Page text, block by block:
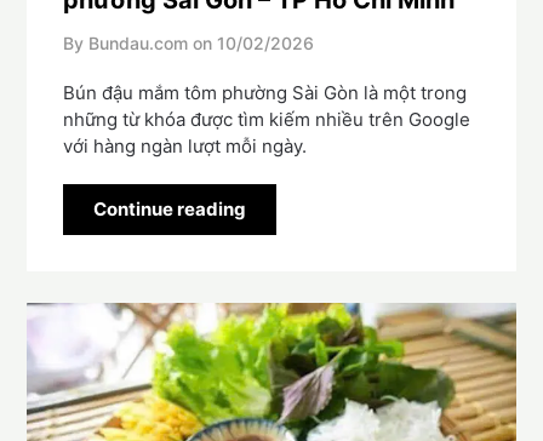
By Bundau.com on 10/02/2026
Bún đậu mắm tôm phường Sài Gòn là một trong
những từ khóa được tìm kiếm nhiều trên Google
với hàng ngàn lượt mỗi ngày.
Continue reading